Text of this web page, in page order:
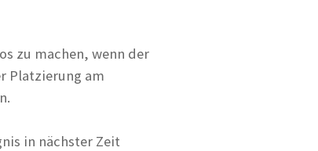
zu machen, wenn der
Platzierung am
in nächster Zeit